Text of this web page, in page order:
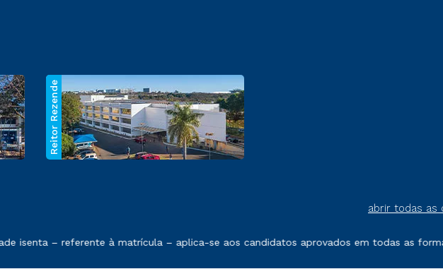
Reitor Rezende
abrir todas as
exposto no contrato de prestação de serviços.
isenta – referente à matrícula – aplica-se aos candidatos aprovados em todas as